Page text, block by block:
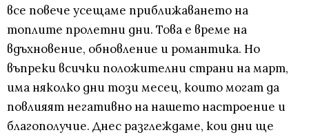
все повече усещаме приближаването на
топлите пролетни дни. Това е време на
вдъхновение, обновление и романтика. Но
въпреки всички положителни страни на март,
има няколко дни този месец, които могат да
повлияят негативно на нашето настроение и
благополучие. Днес разглеждаме, кои дни ще